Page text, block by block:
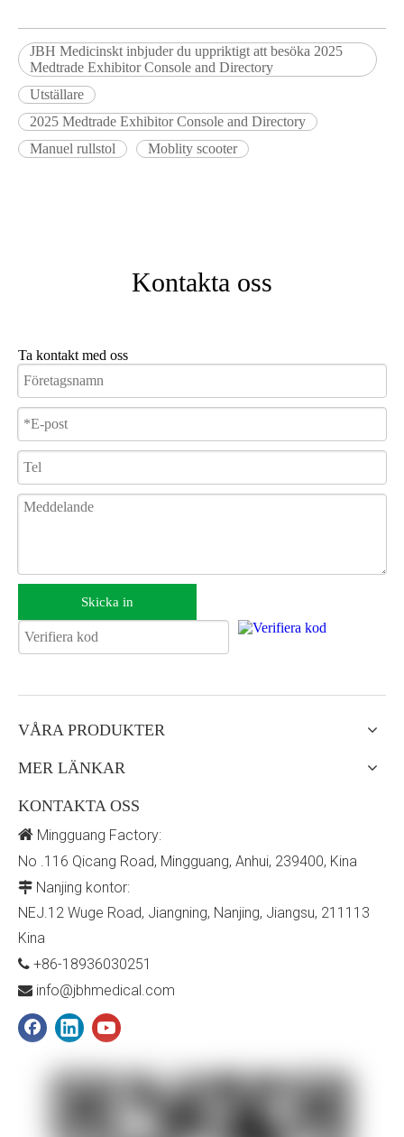
JBH Medicinskt inbjuder du uppriktigt att besöka 2025
Medtrade Exhibitor Console and Directory
Utställare
2025 Medtrade Exhibitor Console and Directory
Manuel rullstol
Moblity scooter
Kontakta oss
Ta kontakt med oss
Skicka in
VÅRA PRODUKTER
MER LÄNKAR
KONTAKTA OSS
 Mingguang Factory:
No .116 Qicang Road, Mingguang, Anhui, 239400, Kina
 Nanjing kontor:
NEJ.12 Wuge Road, Jiangning, Nanjing, Jiangsu, 211113
Kina
 +86-18936030251
 info@jbhmedical.com